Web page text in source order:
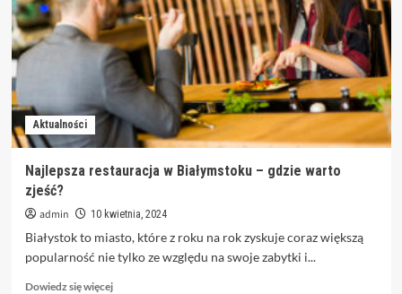
popularnych
wkładów
tytoniowych
Aktualności
Najlepsza restauracja w Białymstoku – gdzie warto
zjeść?
admin 10 kwietnia, 2024
Białystok to miasto, które z roku na rok zyskuje coraz większą
popularność nie tylko ze względu na swoje zabytki i...
Dowiedz się więcejDowiedz